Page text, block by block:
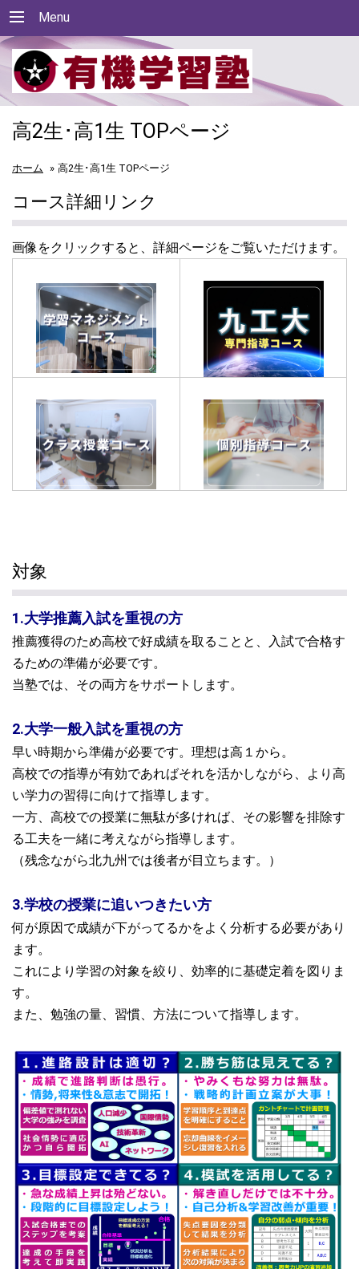
Menu
高2生･高1生 TOPページ
ホーム » 高2生･高1生 TOPページ
コース詳細リンク
画像をクリックすると、詳細ページをご覧いただけます。
対象
1.大学推薦入試を重視の方
推薦獲得のため高校で好成績を取ることと、入試で合格す
るための準備が必要です。
当塾では、その両方をサポートします。
2.大学一般入試を重視の方
早い時期から準備が必要です。理想は高１から。
高校での指導が有効であればそれを活かしながら、より高
い学力の習得に向けて指導します。
一方、高校での授業に無駄が多ければ、その影響を排除す
る工夫を一緒に考えながら指導します。
（残念ながら北九州では後者が目立ちます。）
3.学校の授業に追いつきたい方
何が原因で成績が下がってるかをよく分析する必要があり
ます。
これにより学習の対象を絞り、効率的に基礎定着を図りま
す。
また、勉強の量、習慣、方法について指導します。